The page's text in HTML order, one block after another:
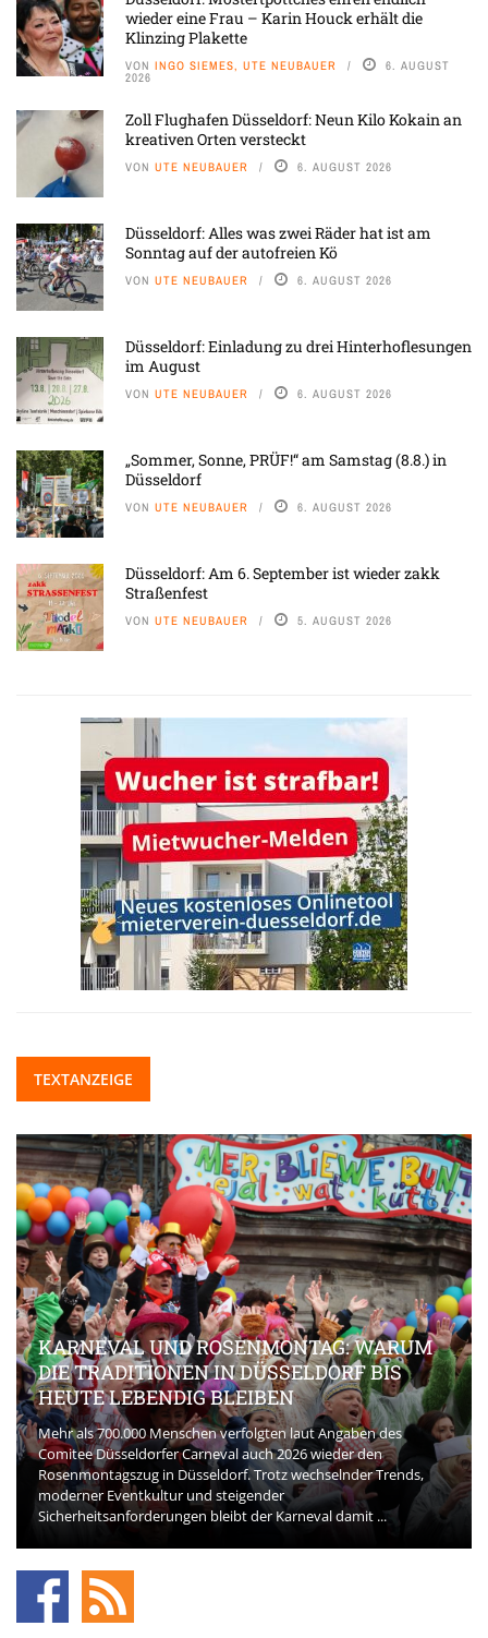
wieder eine Frau – Karin Houck erhält die
Klinzing Plakette
VON INGO SIEMES, UTE NEUBAUER 6. AUGUST
2026
Zoll Flughafen Düsseldorf: Neun Kilo Kokain an
kreativen Orten versteckt
VON UTE NEUBAUER 6. AUGUST 2026
Düsseldorf: Alles was zwei Räder hat ist am
Sonntag auf der autofreien Kö
VON UTE NEUBAUER 6. AUGUST 2026
Düsseldorf: Einladung zu drei Hinterhoflesungen
im August
VON UTE NEUBAUER 6. AUGUST 2026
„Sommer, Sonne, PRÜF!“ am Samstag (8.8.) in
Düsseldorf
VON UTE NEUBAUER 6. AUGUST 2026
Düsseldorf: Am 6. September ist wieder zakk
Straßenfest
VON UTE NEUBAUER 5. AUGUST 2026
TEXTANZEIGE
KARNEVAL UND ROSENMONTAG: WARUM
DIE TRADITIONEN IN DÜSSELDORF BIS
HEUTE LEBENDIG BLEIBEN
Mehr als 700.000 Menschen verfolgten laut Angaben des
Comitee Düsseldorfer Carneval auch 2026 wieder den
Rosenmontagszug in Düsseldorf. Trotz wechselnder Trends,
moderner Eventkultur und steigender
Sicherheitsanforderungen bleibt der Karneval damit ...